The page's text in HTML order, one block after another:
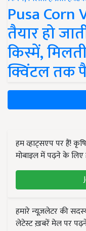
Pusa
तैयार हो
किस्में,
क्विंटल तक
हम व्हाट्सएप पर हैं!
मोबाइल में पढ़ने के लिए
हमारे न्यूज़लेटर की
लेटेस्ट ख़बरें मेल पर